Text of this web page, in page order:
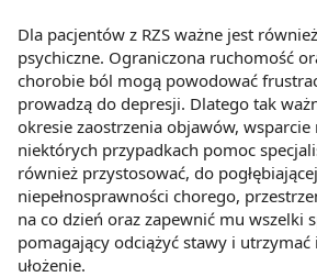
Dla pacjentów z RZS ważne jest
psychiczne. Ograniczona ruchomość
chorobie ból mogą powodować
prowadzą do depresji. Dlatego tak
okresie zaostrzenia objawów, wsparcie
niektórych przypadkach pomoc
również przystosować, do
niepełnosprawności chorego,
na co dzień oraz zapewnić mu wszelki
pomagający odciążyć stawy i utrzymać
ułożenie.